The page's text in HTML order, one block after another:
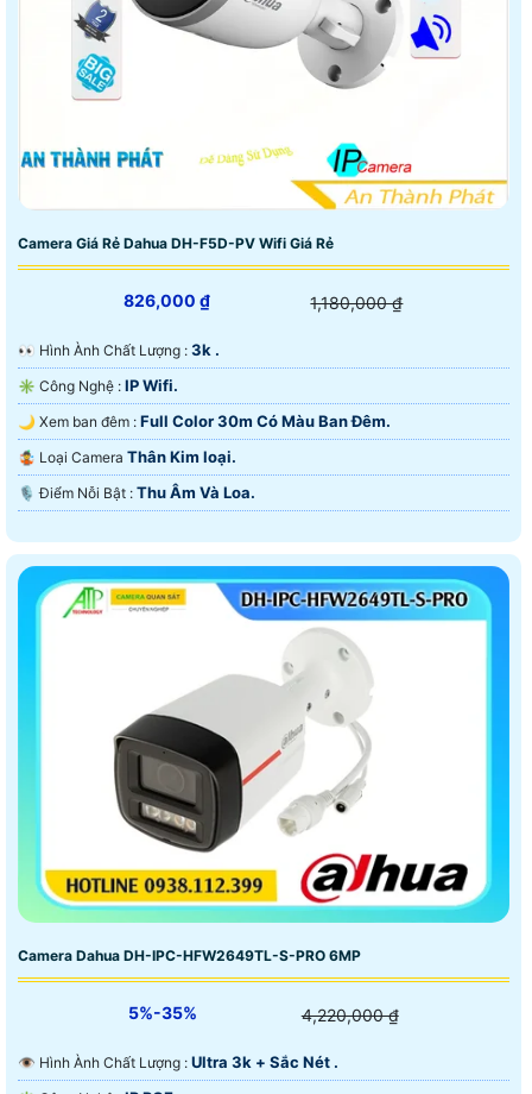
Camera Giá Rẻ Dahua DH-F5D-PV Wifi Giá Rẻ
826,000 ₫ 1,180,000 ₫
️👀 Hình Ành Chất Lượng : 3k .
✳️ Công Nghệ : IP Wifi.
🌙 Xem ban đêm : Full Color 30m Có Màu Ban Ðêm.
🤹 Loại Camera Thân Kim loại.
️🎙 Điểm Nỗi Bật : Thu Âm Và Loa.
Camera Dahua DH-IPC-HFW2649TL-S-PRO 6MP
5%-35% 4,220,000 ₫
👁 Hình Ành Chất Lượng : Ultra 3k + Sắc Nét .